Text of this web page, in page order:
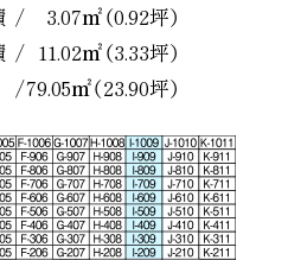
/
3.07㎡（0.92坪）
/ 11.02㎡（3.33坪）
/79.05㎡（23.90坪）